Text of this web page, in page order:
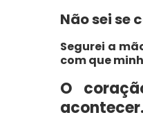
Não sei se
Segurei a
com que
O
acontecer.